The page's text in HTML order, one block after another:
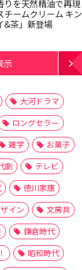
りを天然精油で再現
チームクリーム キン
&茶」新登場
示
大河ドラマ
ロングセラー
雑学
お菓子
劇
テレビ
徳川家康
イン
文房具
鎌倉時代
昭和時代